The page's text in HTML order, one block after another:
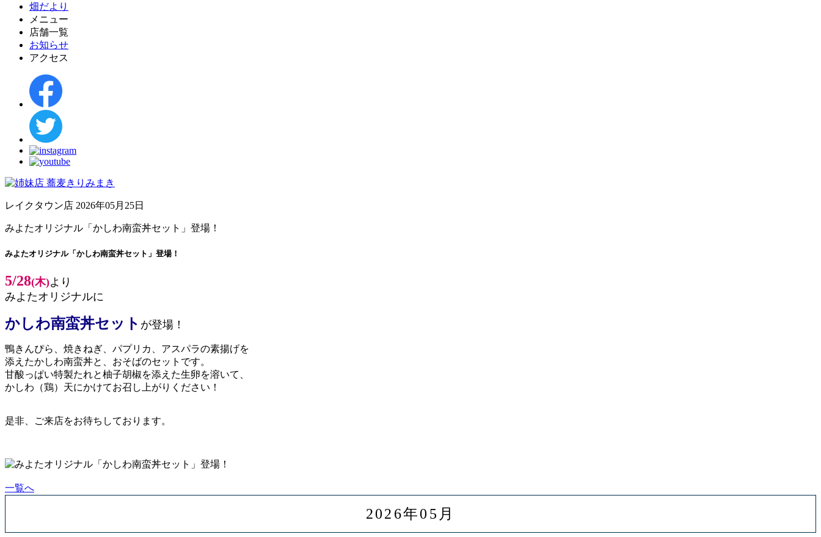
畑だより
メニュー
店舗一覧
お知らせ
アクセス
レイクタウン店 2026年05月25日
みよたオリジナル「かしわ南蛮丼セット」登場！
みよたオリジナル「かしわ南蛮丼セット」登場！
5/28(木)より
みよたオリジナルに
かしわ南蛮丼セット が登場！
鴨きんぴら、焼きねぎ、パプリカ、アスパラの素揚げを
添えたかしわ南蛮丼と、おそばのセットです。
甘酸っぱい特製たれと柚子胡椒を添えた生卵を溶いて、
かしわ（鶏）天にかけてお召し上がりください！
是非、ご来店をお待ちしております。
一覧へ
2026年05月